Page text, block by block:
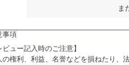
ま
事項
ビュー記入時のご注意】
の権利、利益、名誉などを損ねたり、